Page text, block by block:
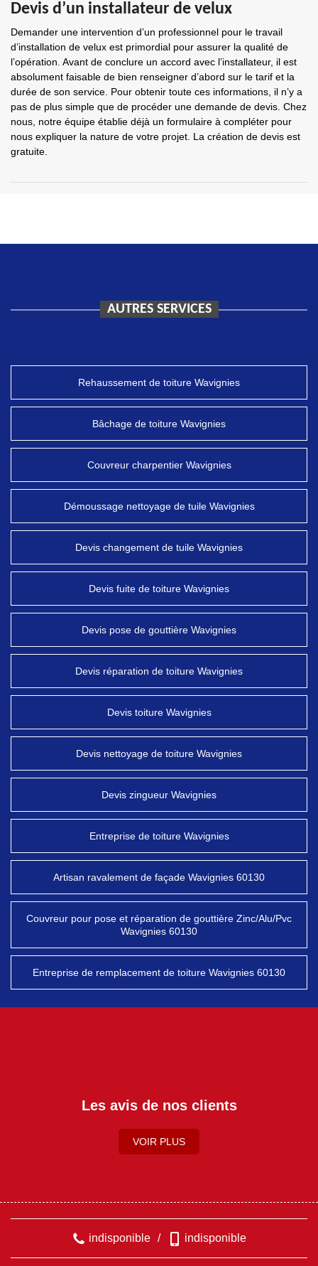
Devis d’un installateur de velux
Demander une intervention d’un professionnel pour le travail
d’installation de velux est primordial pour assurer la qualité de
l’opération. Avant de conclure un accord avec l’installateur, il est
absolument faisable de bien renseigner d’abord sur le tarif et la
durée de son service. Pour obtenir toute ces informations, il n’y a
pas de plus simple que de procéder une demande de devis. Chez
nous, notre équipe établie déjà un formulaire à compléter pour
nous expliquer la nature de votre projet. La création de devis est
gratuite.
AUTRES SERVICES
Rehaussement de toiture Wavignies
Bâchage de toiture Wavignies
Couvreur charpentier Wavignies
Démoussage nettoyage de tuile Wavignies
Devis changement de tuile Wavignies
Devis fuite de toiture Wavignies
Devis pose de gouttière Wavignies
Devis réparation de toiture Wavignies
Devis toiture Wavignies
Devis nettoyage de toiture Wavignies
Devis zingueur Wavignies
Entreprise de toiture Wavignies
Artisan ravalement de façade Wavignies 60130
Couvreur pour pose et réparation de gouttière Zinc/Alu/Pvc
Wavignies 60130
Entreprise de remplacement de toiture Wavignies 60130
Les avis de nos clients
VOIR PLUS
indisponible / indisponible